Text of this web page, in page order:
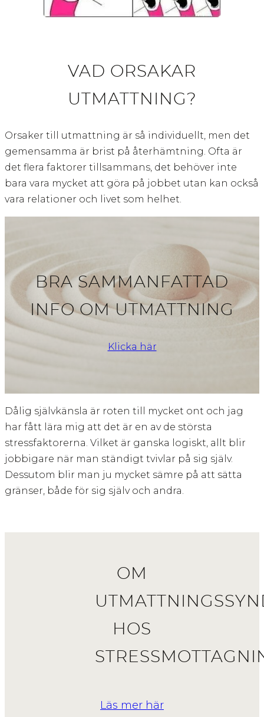
VAD ORSAKAR
UTMATTNING?
Orsaker till utmattning är så individuellt, men det
gemensamma är brist på återhämtning. Ofta är
det flera faktorer tillsammans, det behöver inte
bara vara mycket att göra på jobbet utan kan också
vara relationer och livet som helhet.
BRA SAMMANFATTAD
INFO OM UTMATTNING
Klicka här
Dålig självkänsla är roten till mycket ont och jag
har fått lära mig att det är en av de största
stressfaktorerna. Vilket är ganska logiskt, allt blir
jobbigare när man ständigt tvivlar på sig själv.
Dessutom blir man ju mycket sämre på att sätta
gränser, både för sig själv och andra.
OM
HOS
Läs mer här